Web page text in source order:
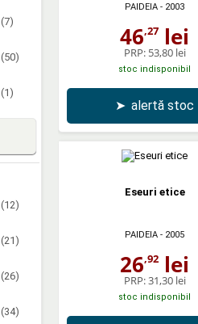
(7)
(50)
(1)
(12)
(21)
(26)
(34)
PAIDEIA - 2003
46,27 lei
PRP: 53,80 lei
stoc indisponibil
➤ alertă stoc
Eseuri etice
PAIDEIA - 2005
26,92 lei
PRP:31,30 lei
stoc indisponibil